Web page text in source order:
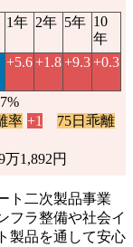
1年 2年 5年 10
年
+5.6+1.8+9.3+0.3
率 +1
75日乖離
万1,892円
ト二次製品事業
フラ整備や社会イ
製品を通して安心